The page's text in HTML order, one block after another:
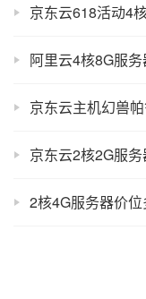
阿里云4核8G服
京东云主机幻兽
2核4G服务器价位